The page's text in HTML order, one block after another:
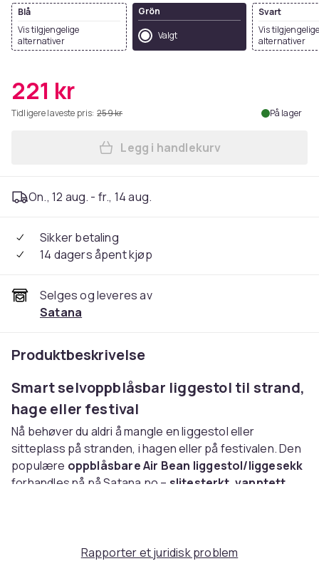
Blå
Vis tilgjengelige
alternativer
Grön
Valgt
Svart
Vis
alternativer
221 kr
Tidligere laveste pris: 259 kr På lager
Legg Air Bean oppblåsbar
Legg i handlekurv
On., 12 aug. - fr., 14 aug.
Sikker betaling
14 dagers åpent kjøp
Selges og leveres av
Satana
Produktbeskrivelse
Smart selvoppblåsbar liggestol til strand,
hage eller festival
Nå behøver du aldri å mangle en liggestol eller
sitteplass på stranden, i hagen eller på festivalen. Den
populære oppblåsbare Air Bean liggestol/liggesekk
forhandles nå på Satana.no – slitesterkt ,vanntett
Vår Air Bean er ensuperkomfortabel
Rapporter et juridisk problem